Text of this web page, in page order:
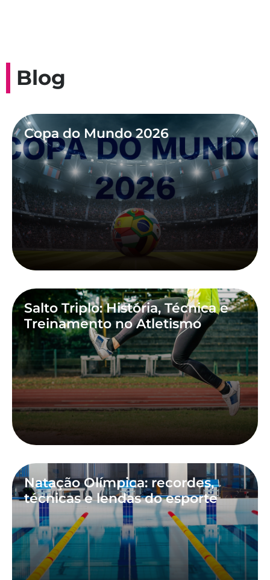
Blog
Copa do Mundo 2026
Salto Triplo: História, Técnica e
Treinamento no Atletismo
Natação Olímpica: recordes,
técnicas e lendas do esporte